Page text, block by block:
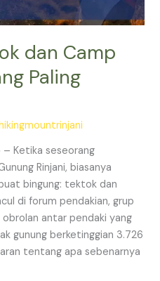
dan Camp
Paling
Ketika seseorang
Rinjani, biasanya
bingung: tektok dan
di forum pendakian, grup
antar pendaki yang
gunung berketinggian 3.726
tentang apa sebenarnya